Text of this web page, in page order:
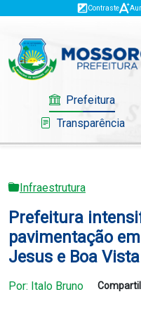
Contraste
Prefeitura
Transparência
Governo
Mossoró
Serviços
Infraestrutura
Prefeitura
pavimentação
Jesus e Boa Vista
Por: Italo Bruno